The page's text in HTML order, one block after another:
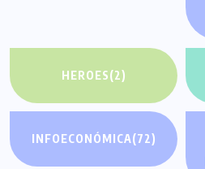
HEROES(2)
INFOECONÓMICA(72)